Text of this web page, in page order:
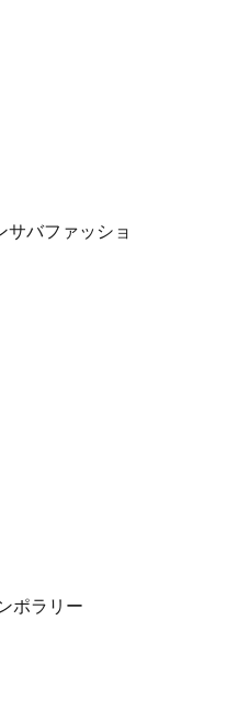
バファッショ
ポラリー